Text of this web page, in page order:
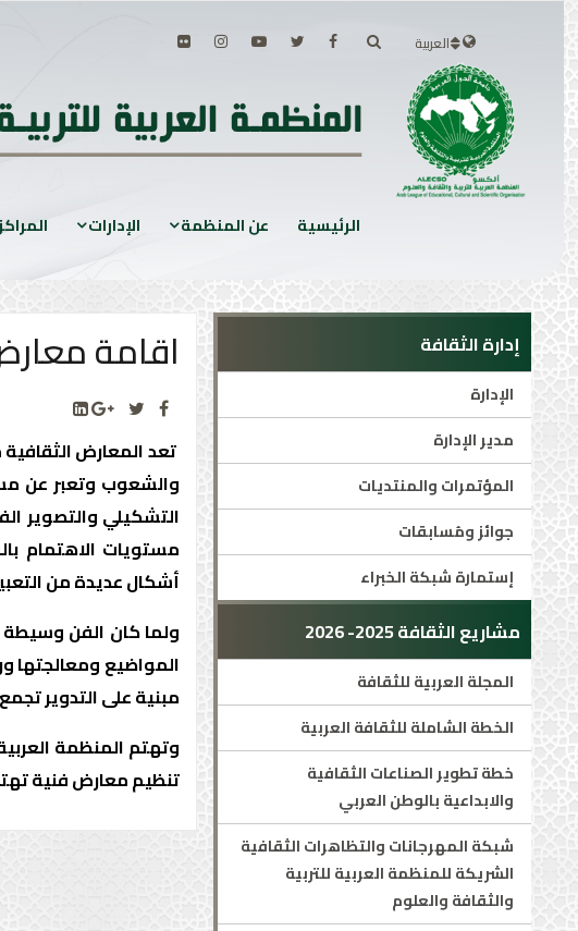
العربية
الرئيسية عن المنظمة الإدارات
إدارة الثقافة
الإدارة
مدير الإدارة
المؤتمرات والمنتديات
جوائز ومُسابقات
إستمارة شبكة الخبراء
مشاريع الثقافة 2025- 2026
المجلة العربية للثقافة
الخطة الشاملة للثقافة العربية
خطة تطوير الصناعات الثقافية
والابداعية بالوطن العربي
شبكة المهرجانات والتظاهرات الثقافية
الشريكة للمنظمة العربية للتربية
والثقافة والعلوم
اقامة
تعد المعارض
والشعوب وتعبر عن
التشكيلي والتصوير
مستويات الاهتمام
أشكال عديدة من
ولما كان الفن وسيطة
المواضيع ومعالجتها
مبنية على التدوير
وتهتم المنظمة
تنظيم معارض فنية تهتم